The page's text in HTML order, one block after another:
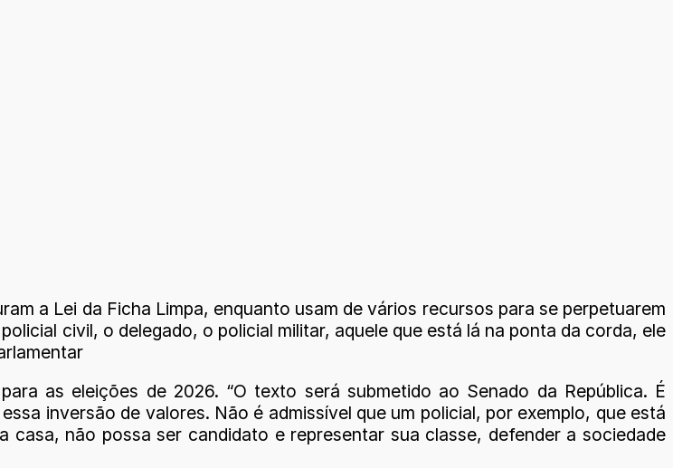
a Lei da Ficha Limpa, enquanto usam de vários recursos para se perpetuarem
civil, o delegado, o policial militar, aquele que está lá na ponta da corda, ele
as eleições de 2026. “O texto será submetido ao Senado da República. É
inversão de valores. Não é admissível que um policial, por exemplo, que está
não possa ser candidato e representar sua classe, defender a sociedade